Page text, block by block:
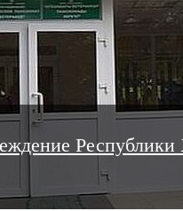
Республики